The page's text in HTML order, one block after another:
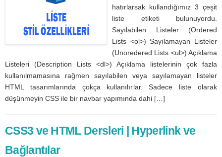
hatırlarsak kullandığımız 3 çeşit
liste etiketi bulunuyordu.
Sayılabilen Listeler (Ordered
Lists <ol>) Sayılamayan Listeler
(Unoredered Lists <ul>) Açıklama
Listeleri (Description Lists <dl>) Açıklama listelerinin çok fazla
kullanılmamasına rağmen sayılabilen veya sayılamayan listeler
HTML tasarımlarında çokça kullanılırlar. Sadece liste olarak
düşünmeyin CSS ile bir navbar yapımında dahi […]
CSS3 ve HTML Dersleri | Hyperlink ve
Bağlantılar